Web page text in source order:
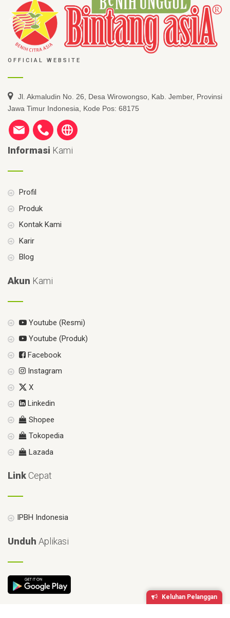
OFFICIAL WEBSITE
Jl. Akmaludin No. 26, Desa Wirowongso, Kab. Jember, Provinsi
Jawa Timur Indonesia, Kode Pos: 68175
Informasi Kami
Profil
Produk
Kontak Kami
Karir
Blog
Akun Kami
Youtube (Resmi)
Youtube (Produk)
Facebook
Instagram
X
Linkedin
Shopee
Tokopedia
Lazada
Link Cepat
IPBH Indonesia
Unduh Aplikasi
Keluhan Pelanggan